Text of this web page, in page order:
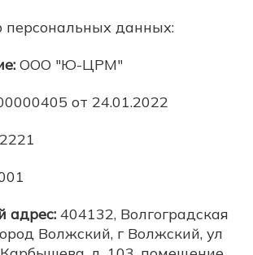
персональных данных:
ООО "Ю-ЦРМ"
от 24.01.2022
адрес: 404132, Волгоградская
Волжский, г Волжский, ул